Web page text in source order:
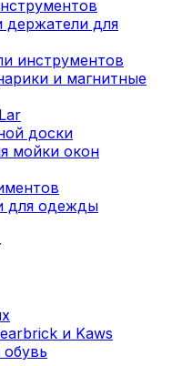
для
инструментов
и магнитные
доски
мойки окон
для одежды
и Kaws